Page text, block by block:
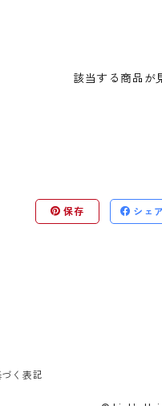
該当する商品が
保存 シェア
く表記